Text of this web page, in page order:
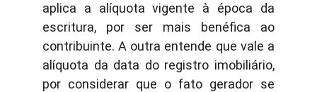
aplica a alíquota vigente à época da
escritura, por ser mais benéfica ao
contribuinte. A outra entende que vale a
alíquota da data do registro imobiliário,
por considerar que o fato gerador se